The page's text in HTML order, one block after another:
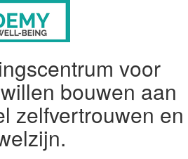
voor
bouwen aan
zelfvertrouwen en